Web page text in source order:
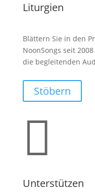
Liturgien
Blättern Sie in den
NoonSongs seit
die begleitenden
Stöbern

Unterstützen